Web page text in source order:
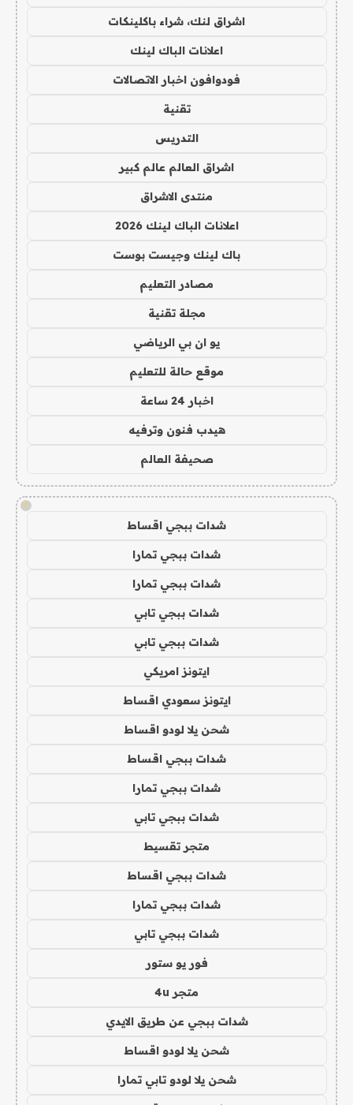
اشراق لنك، شراء باكلينكات
اعلانات الباك لينك
فودوافون اخبار الاتصالات
تقنية
التدريس
اشراق العالم عالم كبير
منتدى الاشراق
اعلانات الباك لينك 2026
باك لينك وجيست بوست
مصادر التعليم
مجلة تقنية
يو ان بي الرياضي
موقع حالة للتعليم
اخبار 24 ساعة
هيدب فنون وترفيه
صحيفة العالم
!
شدات ببجي اقساط
شدات ببجي تمارا
شدات ببجي تمارا
شدات ببجي تابي
شدات ببجي تابي
ايتونز امريكي
ايتونز سعودي اقساط
شحن يلا لودو اقساط
شدات ببجي اقساط
شدات ببجي تمارا
شدات ببجي تابي
متجر تقسيط
شدات ببجي اقساط
شدات ببجي تمارا
شدات ببجي تابي
فور يو ستور
متجر 4u
شدات ببجي عن طريق الايدي
شحن يلا لودو اقساط
شحن يلا لودو تابي تمارا